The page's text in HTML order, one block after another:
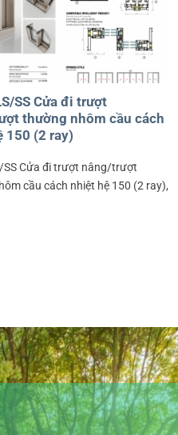
SS Cửa đi trượt
thường nhôm cầu cách
150 (2 ray)
SS Cửa đi trượt nâng/trượt
cầu cách nhiệt hệ 150 (2 ray),